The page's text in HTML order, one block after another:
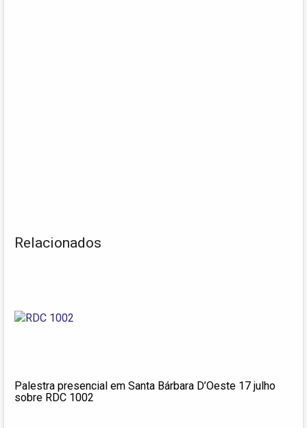
Relacionados
Palestra presencial em Santa Bárbara D’Oeste 17 julho
sobre RDC 1002